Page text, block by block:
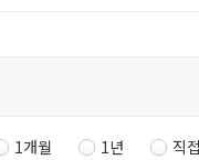
1개월 1년 직